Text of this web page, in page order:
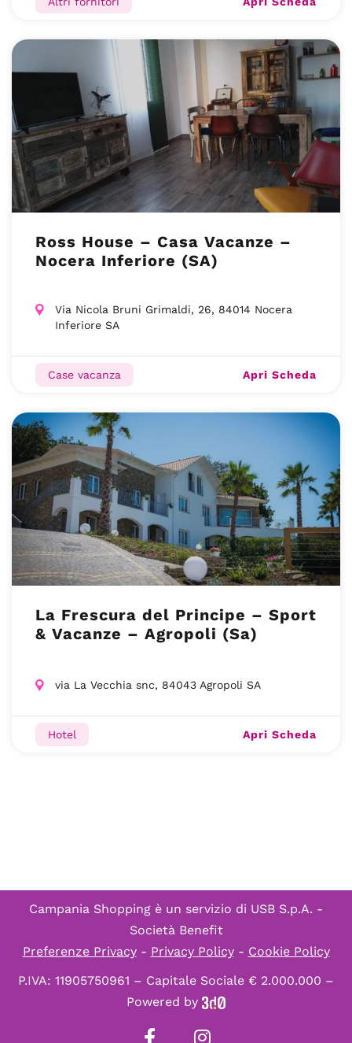
Ross House – Casa Vacanze –
Nocera Inferiore (SA)
Via Nicola Bruni Grimaldi, 26, 84014 Nocera
Inferiore SA
Case vacanza Apri Scheda
La Frescura del Principe – Sport
& Vacanze – Agropoli (Sa)
via La Vecchia snc, 84043 Agropoli SA
Hotel Apri Scheda
Campania Shopping è un servizio di USB S.p.A. -
Società Benefit
Preferenze Privacy- Privacy Policy- Cookie Policy
P.IVA: 11905750961 – Capitale Sociale € 2.000.000 –
Powered by